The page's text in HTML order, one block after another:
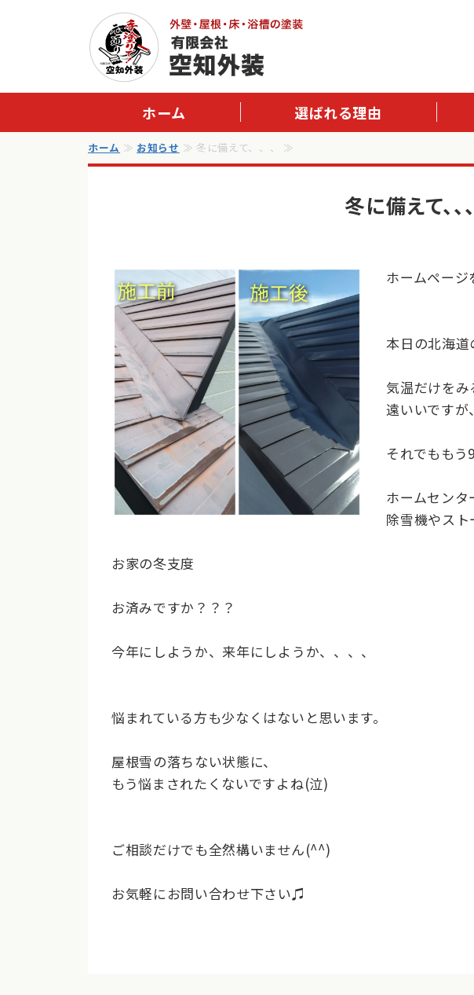
ホーム 選ばれる理由
ホーム ≫ お知らせ ≫ 冬に備えて、、、 ≫
冬に備えて、、、
ホームページ
本日の北海道
気温だけを
遠いいですが
それでももう
ホームセンタ
除雪機やス
お家の冬支度
お済みですか？？？
今年にしようか、来年にしようか、、、、
悩まれている方も少なくはないと思います。
屋根雪の落ちない状態に、
もう悩まされたくないですよね(泣)
ご相談だけでも全然構いません(^^)
お気軽にお問い合わせ下さい♫